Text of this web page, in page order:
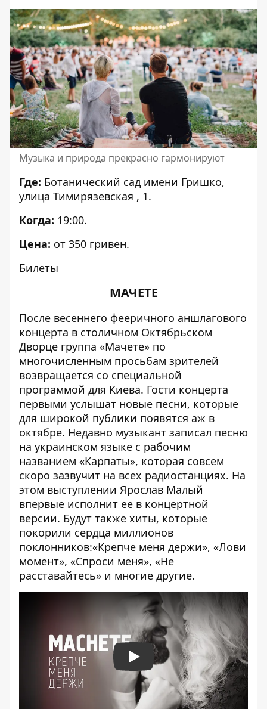
Музыка и природа прекрасно гармонируют
Где: Ботанический сад имени Гришко,
улица Тимирязевская , 1.
Когда: 19:00.
Цена: от 350 гривен.
Билеты
МАЧЕТЕ
После весеннего фееричного аншлагового
концерта в столичном Октябрьском
Дворце группа «Мачете» по
многочисленным просьбам зрителей
возвращается со специальной
программой для Киева. Гости концерта
первыми услышат новые песни, которые
для широкой публики появятся аж в
октябре. Недавно музыкант записал песню
на украинском языке с рабочим
названием «Карпаты», которая совсем
скоро зазвучит на всех радиостанциях. На
этом выступлении Ярослав Малый
впервые исполнит ее в концертной
версии. Будут также хиты, которые
покорили сердца миллионов
поклонников:«Крепче меня держи», «Лови
момент», «Спроси меня», «Не
расставайтесь» и многие другие.
Play